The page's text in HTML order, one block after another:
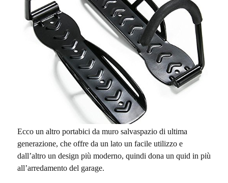
Ecco un altro portabici da muro salvaspazio di ultima
generazione, che offre da un lato un facile utilizzo e
dall’altro un design più moderno, quindi dona un quid in più
all’arredamento del garage.